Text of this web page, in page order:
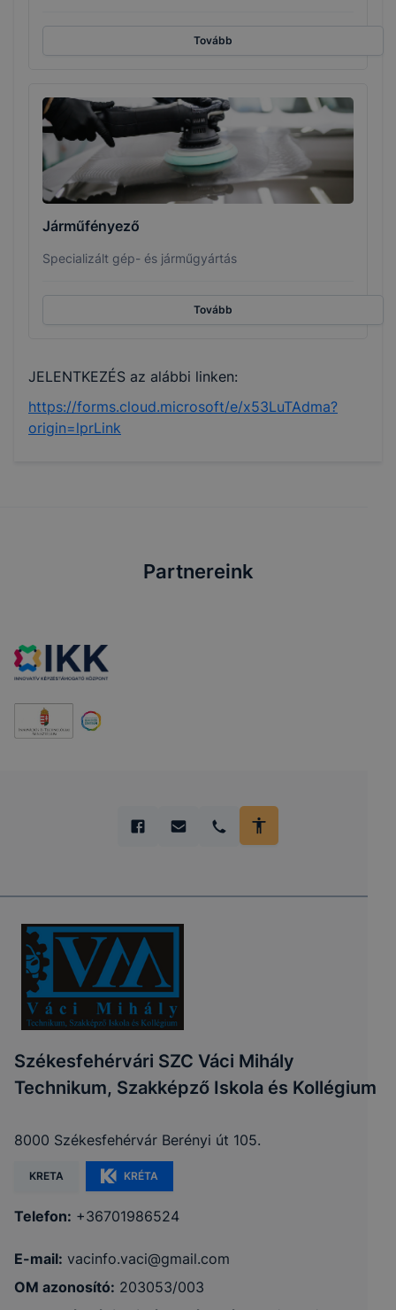
Tovább
Járműfényező
Specializált gép- és járműgyártás
Tovább
JELENTKEZÉS az alábbi linken:
https://forms.cloud.microsoft/e/x53LuTAdma?
origin=lprLink
Partnereink
Székesfehérvári SZC Váci Mihály
Technikum, Szakképző Iskola és Kollégium
8000 Székesfehérvár Berényi út 105.
KRETA KRÉTA
Telefon: +36701986524
E-mail: vacinfo.vaci@gmail.com
OM azonosító: 203053/003